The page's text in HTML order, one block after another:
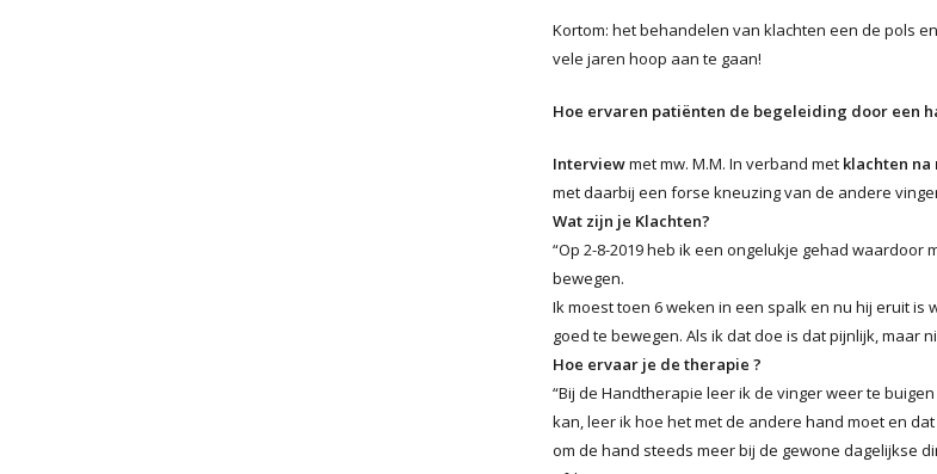
Kortom: het behandelen van klachten een de pols
vele jaren hoop aan te gaan!
Hoe ervaren patiënten de begeleiding door een
Interviewmet mw. M.M. In verband met klachten
met daarbij een forse kneuzing van de andere
Wat zijn je Klachten?
“Op 2-8-2019 heb ik een ongelukje gehad
bewegen.
Ik moest toen 6 weken in een spalk en nu hij eruit
goed te bewegen. Als ik dat doe is dat pijnlijk, maar
Hoe ervaar je de therapie ?
“Bij de Handtherapie leer ik de vinger weer te
kan, leer ik hoe het met de andere hand moet en
om de hand steeds meer bij de gewone dagelijkse